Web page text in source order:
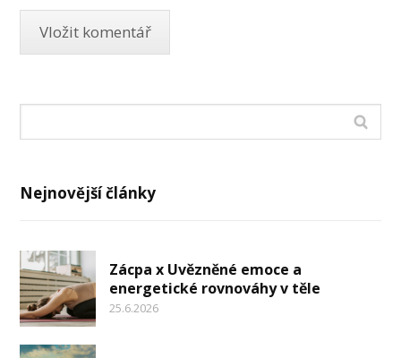
Nejnovější články
Zácpa x Uvězněné emoce a
energetické rovnováhy v těle
25.6.2026